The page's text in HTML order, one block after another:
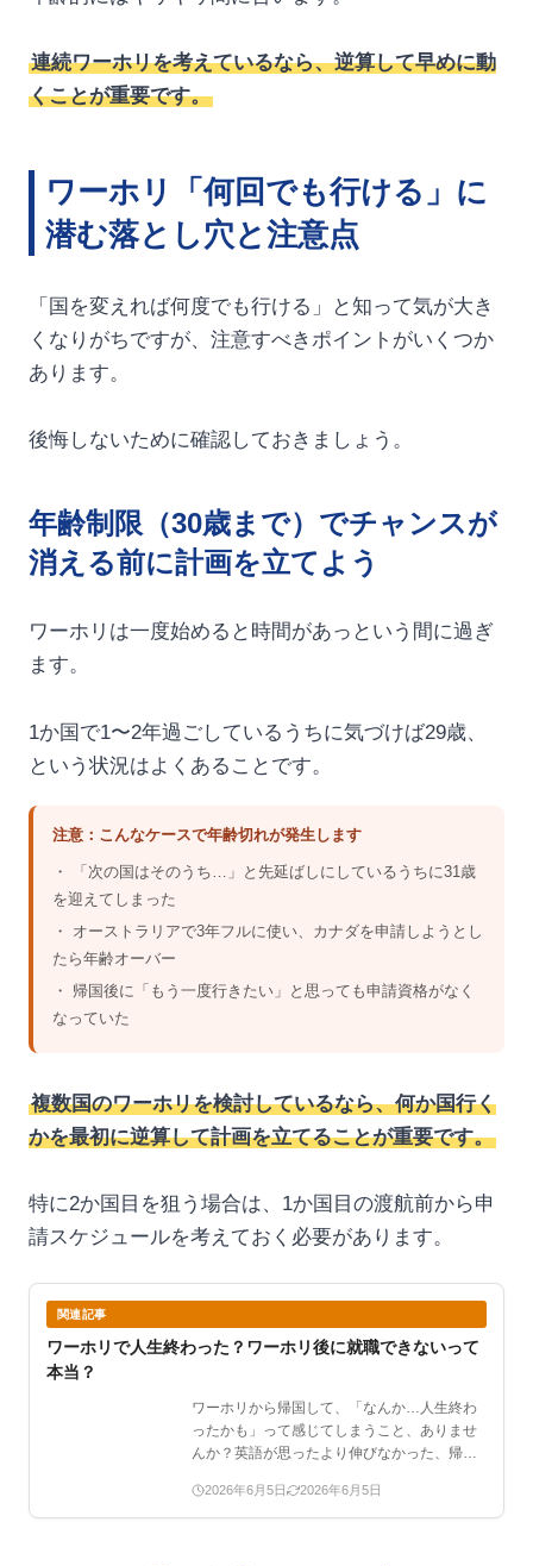
連続ワーホリを考えているなら、逆算して早めに動
くことが重要です。
ワーホリ「何回でも行ける」に
潜む落とし穴と注意点
「国を変えれば何度でも行ける」と知って気が大き
くなりがちですが、注意すべきポイントがいくつか
あります。
後悔しないために確認しておきましょう。
年齢制限（30歳まで）でチャンスが
消える前に計画を立てよう
ワーホリは一度始めると時間があっという間に過ぎ
ます。
1か国で1〜2年過ごしているうちに気づけば29歳、
という状況はよくあることです。
注意：こんなケースで年齢切れが発生します
・ 「次の国はそのうち…」と先延ばしにしているうちに31歳
を迎えてしまった
・ オーストラリアで3年フルに使い、カナダを申請しようとし
たら年齢オーバー
・ 帰国後に「もう一度行きたい」と思っても申請資格がなく
なっていた
複数国のワーホリを検討しているなら、何か国行く
かを最初に逆算して計画を立てることが重要です。
特に2か国目を狙う場合は、1か国目の渡航前から申
請スケジュールを考えておく必要があります。
関連記事
ワーホリで人生終わった？ワーホリ後に就職できないって
本当？
ワーホリから帰国して、「なんか…人生終わ
ったかも」って感じてしまうこと、ありませ
んか？英語が思ったより伸びなかった、帰国
2026年6月5日 2026年6月5日